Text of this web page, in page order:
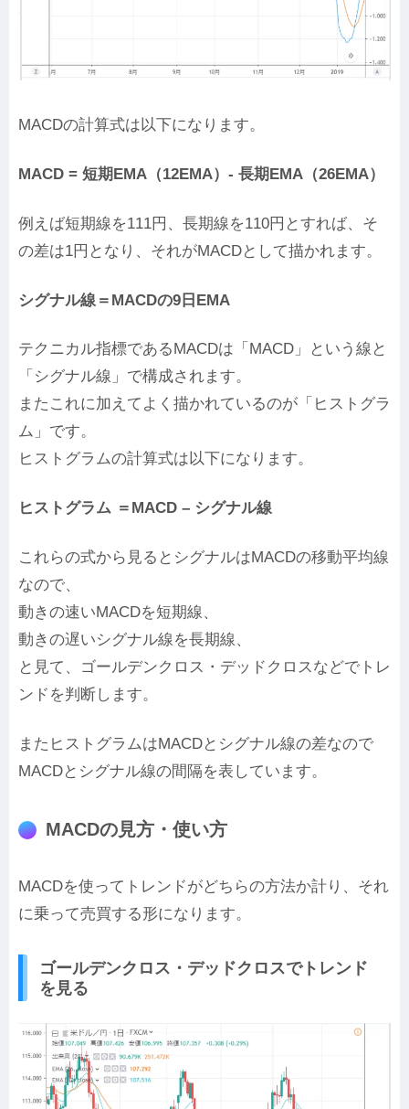
MACDの計算式は以下になります。
MACD = 短期EMA（12EMA）- 長期EMA（26EMA）
例えば短期線を111円、長期線を110円とすれば、そ
の差は1円となり、それがMACDとして描かれます。
シグナル線＝MACDの9日EMA
テクニカル指標であるMACDは「MACD」という線と
「シグナル線」で構成されます。
またこれに加えてよく描かれているのが「ヒストグラ
ム」です。
ヒストグラムの計算式は以下になります。
ヒストグラム ＝MACD – シグナル線
これらの式から見るとシグナルはMACDの移動平均線
なので、
動きの速いMACDを短期線、
動きの遅いシグナル線を長期線、
と見て、ゴールデンクロス・デッドクロスなどでトレ
ンドを判断します。
またヒストグラムはMACDとシグナル線の差なので
MACDとシグナル線の間隔を表しています。
MACDの見方・使い方
MACDを使ってトレンドがどちらの方法か計り、それ
に乗って売買する形になります。
ゴールデンクロス・デッドクロスでトレンド
を見る